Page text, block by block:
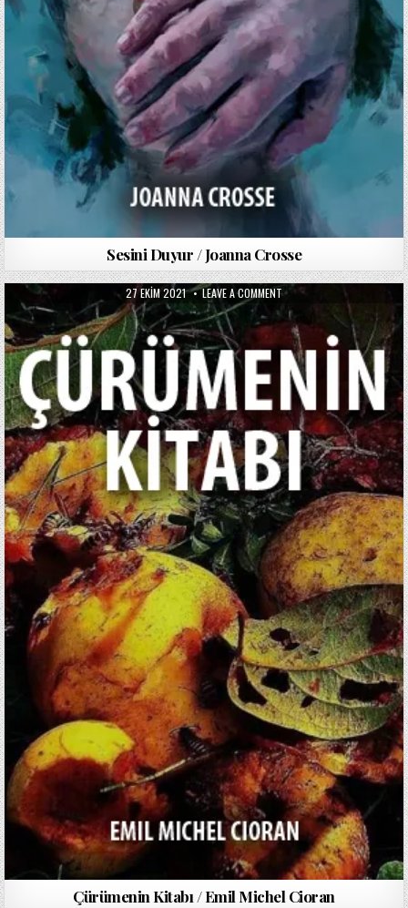
Sesini Duyur / Joanna Crosse
PUBLISHED
DATE:
27 EKIM 2021 LEAVE A COMMENTON
KITABI
/
EMIL
MICHEL
CIORAN
Çürümenin Kitabı / Emil Michel Cioran